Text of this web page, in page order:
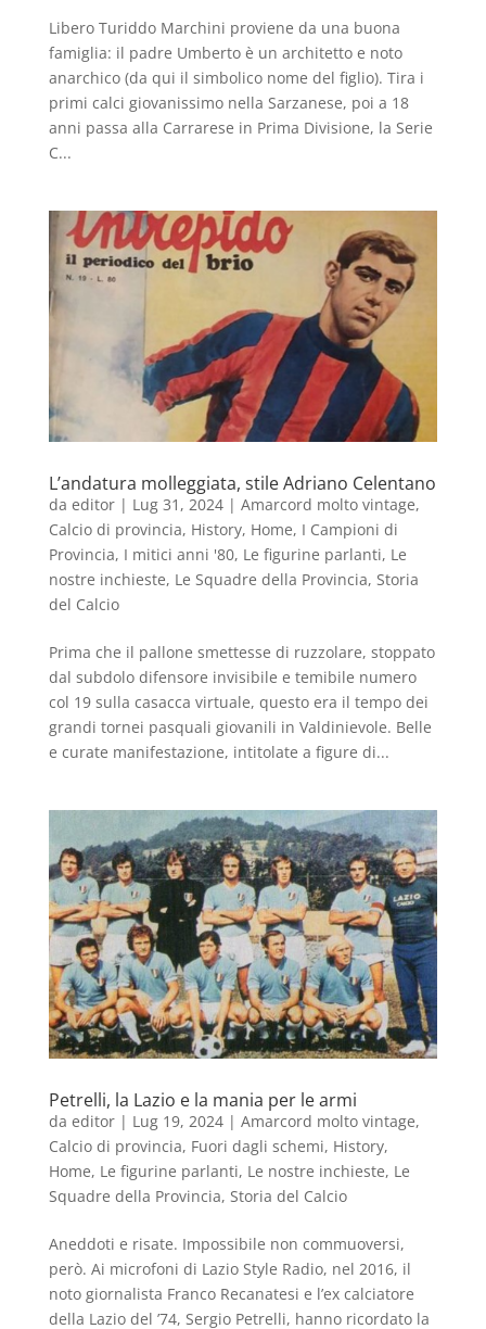
Libero Turiddo Marchini proviene da una buona
famiglia: il padre Umberto è un architetto e noto
anarchico (da qui il simbolico nome del figlio). Tira i
primi calci giovanissimo nella Sarzanese, poi a 18
anni passa alla Carrarese in Prima Divisione, la Serie
C...
L’andatura molleggiata, stile Adriano Celentano
da editor| Lug 31, 2024| Amarcord molto vintage,
Calcio di provincia, History, Home, I Campioni di
Provincia, I mitici anni '80, Le figurine parlanti, Le
nostre inchieste, Le Squadre della Provincia, Storia
del Calcio
Prima che il pallone smettesse di ruzzolare, stoppato
dal subdolo difensore invisibile e temibile numero
col 19 sulla casacca virtuale, questo era il tempo dei
grandi tornei pasquali giovanili in Valdinievole. Belle
e curate manifestazione, intitolate a figure di...
Petrelli, la Lazio e la mania per le armi
da editor| Lug 19, 2024| Amarcord molto vintage,
Calcio di provincia, Fuori dagli schemi, History,
Home, Le figurine parlanti, Le nostre inchieste, Le
Squadre della Provincia, Storia del Calcio
Aneddoti e risate. Impossibile non commuoversi,
però. Ai microfoni di Lazio Style Radio, nel 2016, il
noto giornalista Franco Recanatesi e l’ex calciatore
della Lazio del ’74, Sergio Petrelli, hanno ricordato la